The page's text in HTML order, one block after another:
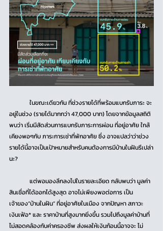
อยู่ในช่วง (รายได้มากกว่า 47,000 บาท) โดยจากข้อมูลสถิติ
พบว่า เริ่มมีสัดส่วนการแบกรับภาระการผ่อน ที่อยู่อาศัย ใกล้
เคียงพอๆกับ ภาระการเช่าที่พักอาศัย ซึ่ง อาจแปลว่าว่าช่วง
รายได้นี้อาจเป็นเป้าหมายสำหรับคนต้องการมีบ้านในฝันรึเปล่า
นะ?
สินเชื่อที่ได้ออกได้สูงสุด อาจไม่เพียงพอต่อการ เป็น
เจ้าของ”บ้านในฝัน” ที่อยู่อาศัยในเมือง จากปัญหา สภาวะ
เงินเฟ้อ* และ ราคาบ้านที่สูงมากยิ่งขึ้น รวมไปถึงมูลค่าบ้านที่
ไม่สอดคล้องกับค่าครองชีพ ส่งผลให้เงินก้อนนี้อาจจะ ไม่